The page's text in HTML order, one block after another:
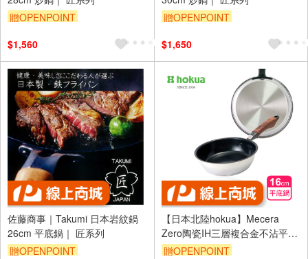
贈OPENPOINT
$1,560
贈OPENPOINT
$1,650
佐藤商事｜Takumi 日本岩紋鍋
26cm 平底鍋｜ 匠系列
贈OPENPOINT
【日本北陸hokua】Mecera
Zero陶瓷IH三層複合金不沾平底
鍋16cm
贈OPENPOINT